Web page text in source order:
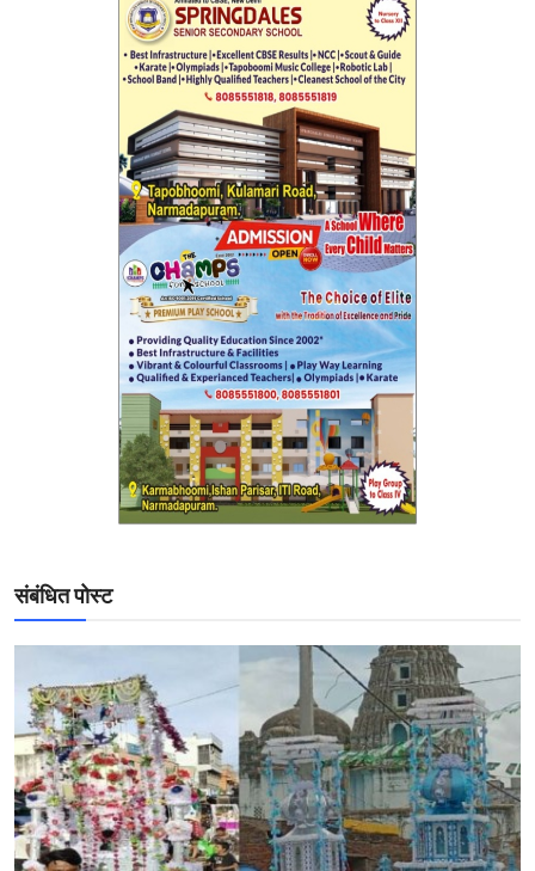
संबंधित पोस्ट